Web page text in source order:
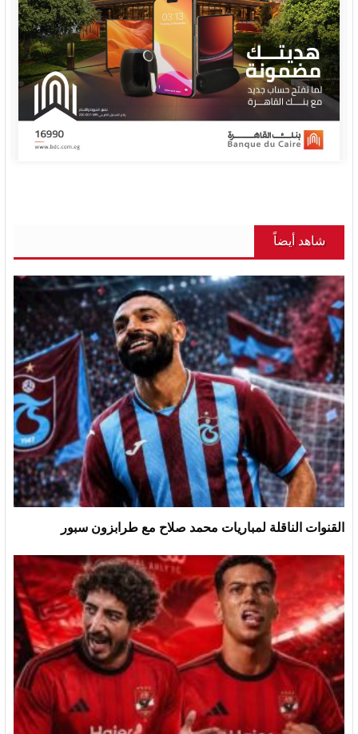
شاهد أيضاً
القنوات الناقلة لمباريات محمد صلاح مع طرابزون سبور